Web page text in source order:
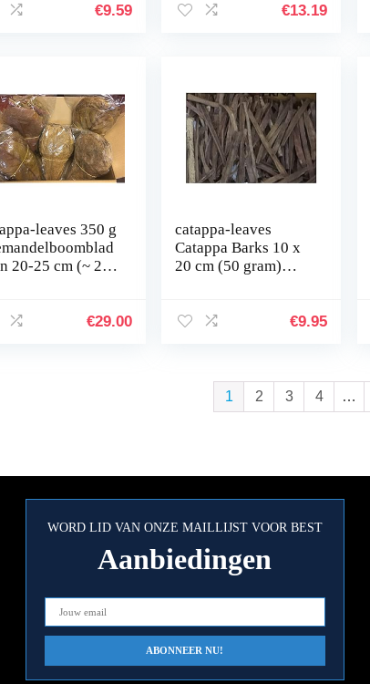
€9.59 €13.19
leaves 350 g
20-25 cm (~ 200
€29.00
catappa-leaves
Catappa Barks 10 x
20 cm (50 gram)
verzending –
€9.95
1 2 3 4 …
WORD LID VAN ONZE MAILLIJST VOOR BEST
Aanbiedingen